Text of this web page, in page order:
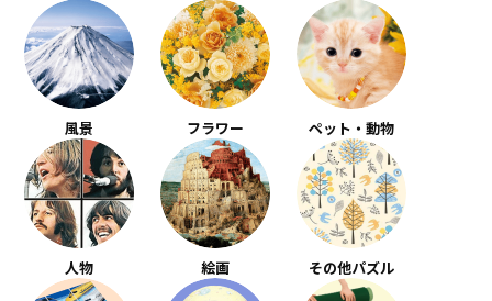
風景 フラワー ペット・動物
人物 絵画 その他パズル